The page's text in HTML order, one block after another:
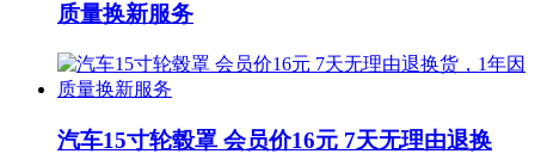
质量换新服务
汽车15寸轮毂罩 会员价16元 7天无理由退换